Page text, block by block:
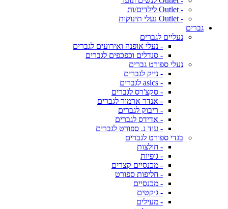
- Outlet לילדים/ות
- Outlet נעלי תינוקות
גברים
נעליים לגברים
- נעלי אופנה ואירועים לגברים
- סנדלים וכפכפים לגברים
נעלי ספורט גברים
- נייק לגברים
- asics לגברים
- סקצ'רס לגברים
- אנדר ארמור לגברים
- ריבוק לגברים
- אדידס לגברים
- עוד נ. ספורט לגברים
בגדי ספורט לגברים
- חולצות
- גופיות
- מכנסיים קצרים
- חליפות ספורט
- מכנסיים
- ג׳קטים
- מעילים